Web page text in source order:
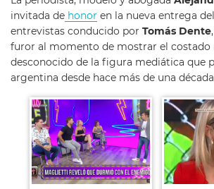
invitada de honor en la nueva entrega
entrevistas conducido por Tomás Dente
furor al momento de mostrar el costado
desconocido de la figura mediática que
argentina desde hace más de una